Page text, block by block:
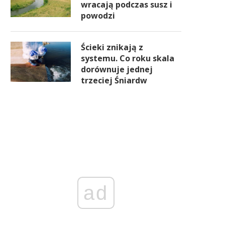
wracają podczas susz i
powodzi
Ścieki znikają z
systemu. Co roku skala
dorównuje jednej
trzeciej Śniardw
ad